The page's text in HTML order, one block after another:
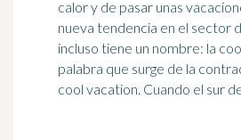
calor y de pasar unas
nueva tendencia en el sector
incluso tiene un nombre: la
palabra que surge de la
cool vacation. Cuando el